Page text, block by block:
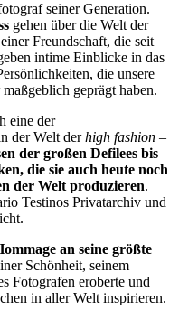
seiner Generation.
gehen über die Welt der
Freundschaft, die seit
intime Einblicke in das
die unsere
geprägt haben.
eine der
der Welt derhigh fashion –
der großen Defilees bis
die sie auch heute noch
der Welt produzieren.
Testinos Privatarchiv und
an seine größte
Schönheit, seinem
Fotografen eroberte und
in aller Welt inspirieren.